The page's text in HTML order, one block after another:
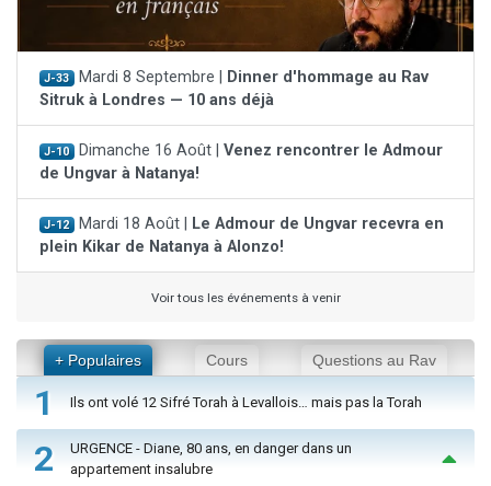
J-33 Mardi 8 Septembre |
Dinner d'hommage au Rav
Sitruk à Londres — 10 ans déjà
J-10 Dimanche 16 Août | Venez rencontrer le Admour
de Ungvar à Natanya!
J-12 Mardi 18 Août |
Le Admour de Ungvar recevra en
plein Kikar de Natanya à Alonzo!
Voir tous les événements à venir
+ Populaires Cours Questions au Rav
1 Ils ont volé 12 Sifré Torah à Levallois… mais pas la Torah
2
URGENCE - Diane, 80 ans, en danger dans un
appartement insalubre